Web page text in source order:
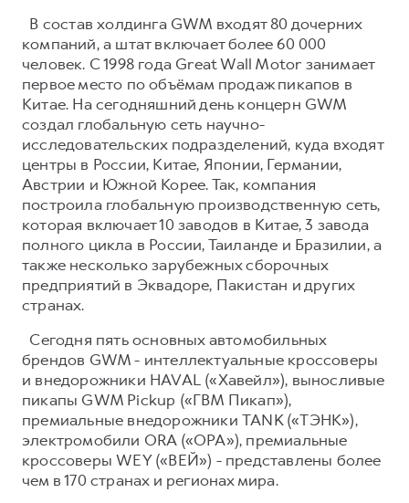
В состав холдинга GWM входят 80 дочерних
компаний, а штат включает более 60 000
человек. С 1998 года Great Wall Motor занимает
первое место по объёмам продаж пикапов в
Китае. На сегодняшний день концерн GWM
создал глобальную сеть научно-
исследовательских подразделений, куда входят
центры в России, Китае, Японии, Германии,
Австрии и Южной Корее. Так, компания
построила глобальную производственную сеть,
которая включает 10 заводов в Китае, 3 завода
полного цикла в России, Таиланде и Бразилии, а
также несколько зарубежных сборочных
предприятий в Эквадоре, Пакистан и других
странах.
Сегодня пять основных автомобильных
брендов GWM - интеллектуальные кроссоверы
и внедорожники HAVAL («Хавейл»), выносливые
пикапы GWM Pickup («ГВМ Пикап»),
премиальные внедорожники TANK («ТЭНК»),
электромобили ORA («ОРА»), премиальные
кроссоверы WEY («ВЕЙ») - представлены более
чем в 170 странах и регионах мира.